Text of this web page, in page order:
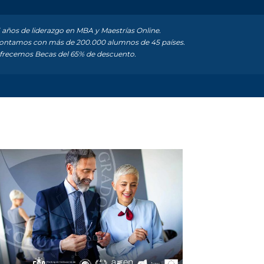
años de liderazgo en MBA y Maestrías Online.
con más de 200.000 alumnos de 45 países.
Becas del 65% de descuento.